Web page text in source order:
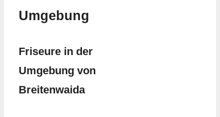
Umgebung
Friseure in der
Umgebung von
Breitenwaida